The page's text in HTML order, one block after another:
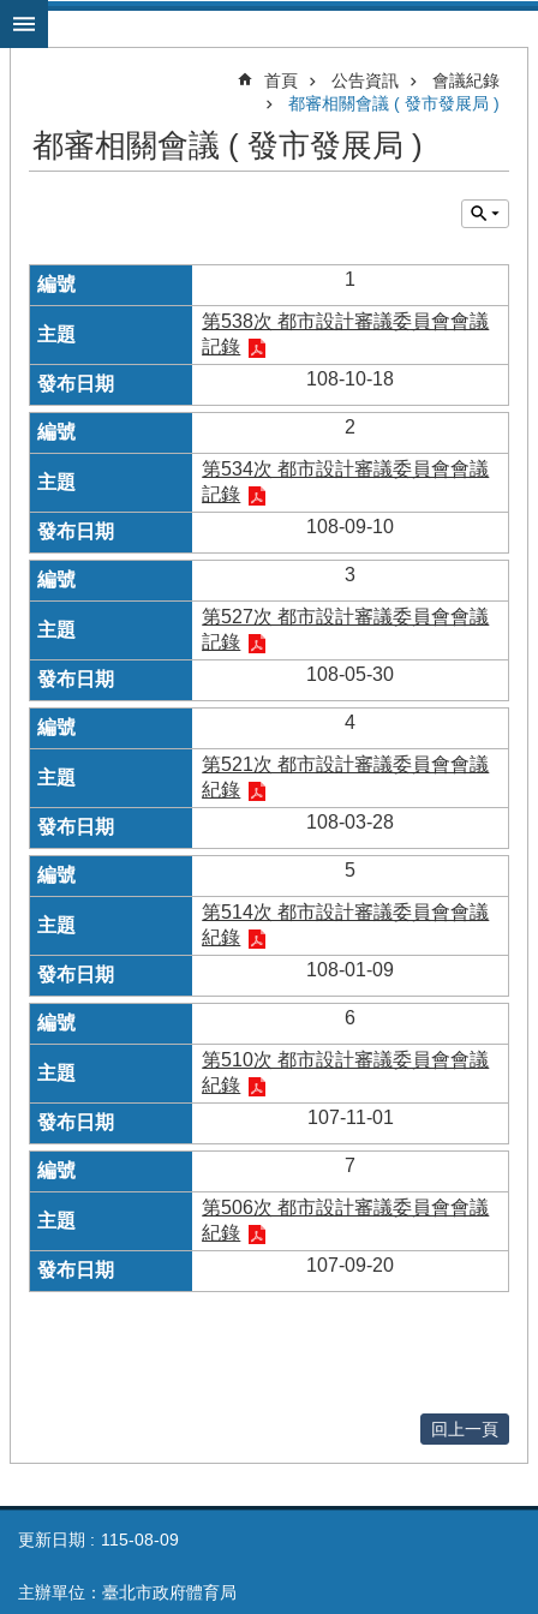
跳到主要內容區塊
首頁 公告資訊
會議紀錄
都審相關會議 ( 發市發展局 )
都審相關會議 ( 發市發展局 )
1
第538次 都市設計審議委員會會議
記錄
108-10-18
2
第534次 都市設計審議委員會會議
記錄
108-09-10
3
第527次 都市設計審議委員會會議
記錄
108-05-30
4
第521次 都市設計審議委員會會議
紀錄
108-03-28
5
第514次 都市設計審議委員會會議
紀錄
108-01-09
6
第510次 都市設計審議委員會會議
紀錄
107-11-01
7
第506次 都市設計審議委員會會議
紀錄
107-09-20
回上一頁
更新日期 115-08-09
主辦單位：臺北市政府體育局